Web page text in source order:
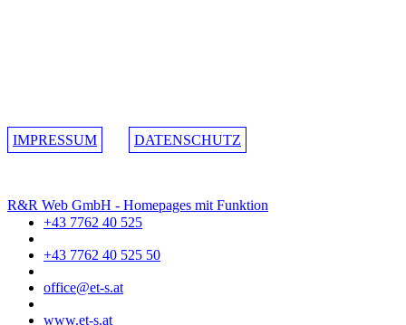
IMPRESSUM DATENSCHUTZ
R&R Web GmbH - Homepages mit Funktion
+43 7762 40 525
+43 7762 40 525 50
office@et-s.at
www.et-s.at